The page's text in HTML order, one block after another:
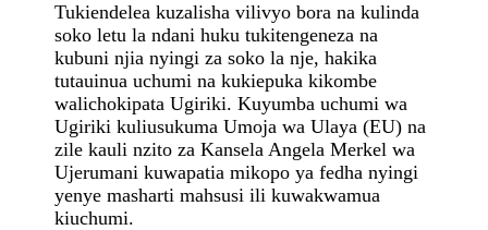
Tukiendelea kuzalisha vilivyo bora na kulinda
soko letu la ndani huku tukitengeneza na
kubuni njia nyingi za soko la nje, hakika
tutauinua uchumi na kukiepuka kikombe
walichokipata Ugiriki. Kuyumba uchumi wa
Ugiriki kuliusukuma Umoja wa Ulaya (EU) na
zile kauli nzito za Kansela Angela Merkel wa
Ujerumani kuwapatia mikopo ya fedha nyingi
yenye masharti mahsusi ili kuwakwamua
kiuchumi.